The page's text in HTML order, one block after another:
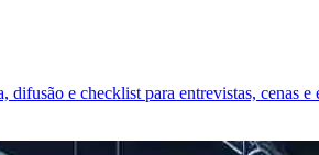
e checklist para entrevistas, cenas e